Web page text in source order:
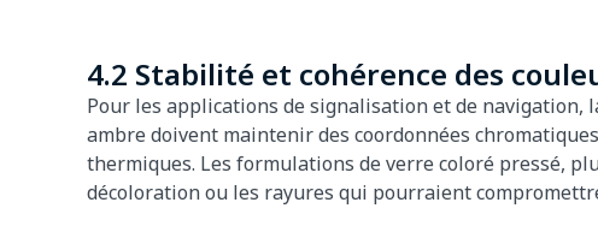
4.2 Stabilité et cohérence des
Pour les applications de signalisation et de
ambre doivent maintenir des coordonnées
thermiques. Les formulations de verre coloré pressé,
décoloration ou les rayures qui pourraient